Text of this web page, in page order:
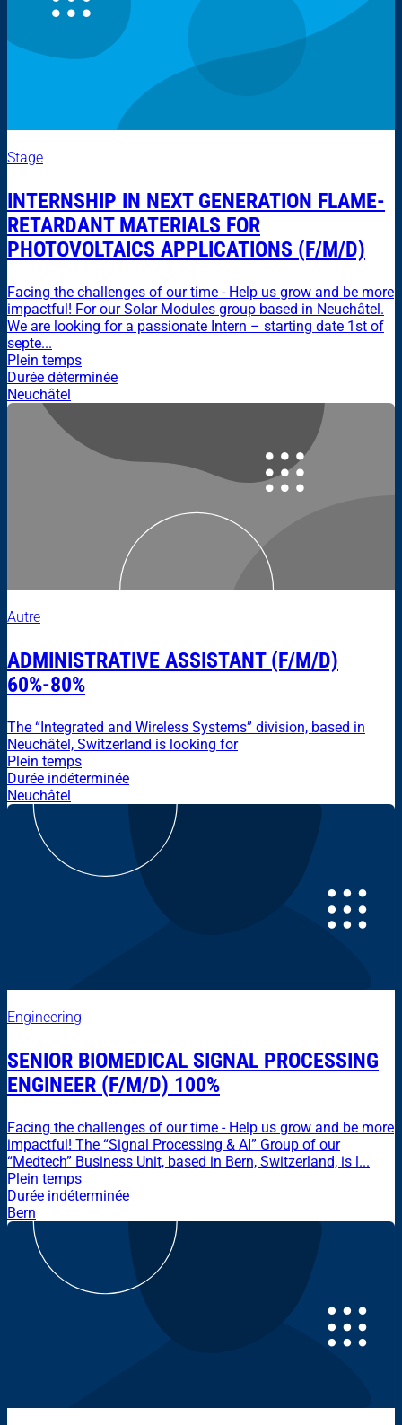
Stage
INTERNSHIP IN NEXT GENERATION FLAME-
RETARDANT MATERIALS FOR
PHOTOVOLTAICS APPLICATIONS (F/M/D)
Facing the challenges of our time - Help us grow and be more
impactful! For our Solar Modules group based in Neuchâtel.
We are looking for a passionate Intern – starting date 1st of
septe...
Plein temps
Durée déterminée
Neuchâtel
Autre
ADMINISTRATIVE ASSISTANT (F/M/D)
60%-80%
The “Integrated and Wireless Systems” division, based in
Neuchâtel, Switzerland is looking for
Plein temps
Durée indéterminée
Neuchâtel
Engineering
SENIOR BIOMEDICAL SIGNAL PROCESSING
ENGINEER (F/M/D) 100%
Facing the challenges of our time - Help us grow and be more
impactful! The “Signal Processing & AI” Group of our
“Medtech” Business Unit, based in Bern, Switzerland, is l...
Plein temps
Durée indéterminée
Bern